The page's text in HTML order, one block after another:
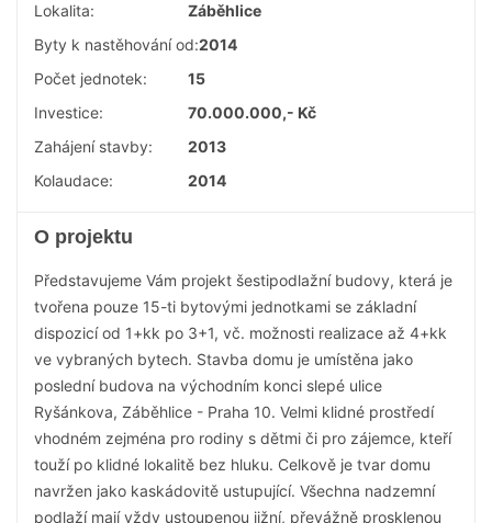
Lokalita:
Záběhlice
Byty k nastěhování od:2014
Počet jednotek:
15
Investice:
70.000.000,- Kč
Zahájení stavby:
2013
Kolaudace:
2014
O projektu
Představujeme Vám projekt šestipodlažní budovy, která je
tvořena pouze 15-ti bytovými jednotkami se základní
dispozicí od 1+kk po 3+1, vč. možnosti realizace až 4+kk
ve vybraných bytech. Stavba domu je umístěna jako
poslední budova na východním konci slepé ulice
Ryšánkova, Záběhlice - Praha 10. Velmi klidné prostředí
vhodném zejména pro rodiny s dětmi či pro zájemce, kteří
touží po klidné lokalitě bez hluku. Celkově je tvar domu
navržen jako kaskádovitě ustupující. Všechna nadzemní
podlaží mají vždy ustoupenou jižní, převážně prosklenou